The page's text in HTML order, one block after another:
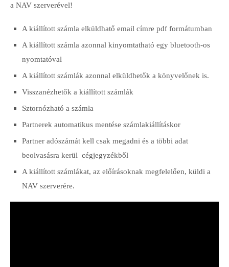
a NAV szerverével!
A kiállított számla elküldhatő email címre pdf formátumban
A kiállított számla azonnal kinyomtatható egy bluetooth-os
nyomtatóval
A kiállított számlák azonnal elküldhetők a könyvelőnek is.
Visszanézhetők a kiállított számlák
Sztornózható a számla
Partnerek automatikus mentése számlakiállításkor
Partner adószámát kell csak megadni és a többi adat
beolvasásra kerül cégjegyzékből
A kiállított számlákat, az előírásoknak megfelelően, küldi a
NAV szerverére.